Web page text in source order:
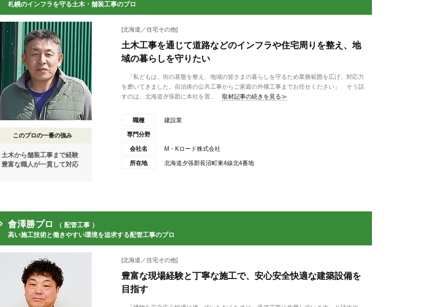
札幌のインフラを守る土木・舗装工事のプロ
このプロの一番の強み
土木から舗装工事まで経験
豊富な職人が一貫して対応
[北海道／住宅その他]
土木工事を通じて道路などのインフラや住宅周りを整え、地
域の暮らしを守りたい
「私どもは、街の基盤を整え、地域の皆さまの暮らしを守るため業務範囲を広げ、対応力
を磨いてきました。自治体の公共工事からご家庭の外構工事までお任せください」 そう話
すのは、北海道夕張郡に本社を置...
取材記事の続きを見る≫
職種 建設業
専門分野
会社名 M・Kロード株式会社
所在地 北海道夕張郡長沼町東4線北4番地
會澤勝プロ
（ 配管工事 ）
高い施工技術と働きやすい環境を追求する配管工事のプロ
[北海道／住宅その他]
豊富な現場経験と丁寧な施工で、安心安全快適な建築設備を
目指す